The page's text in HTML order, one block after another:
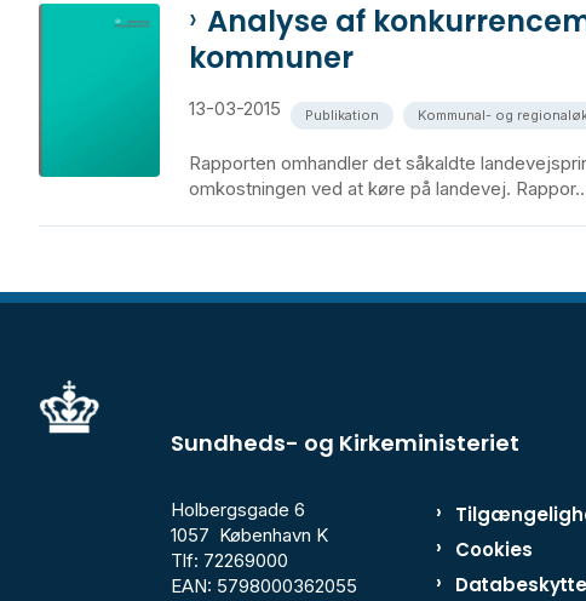
Analyse af
kommuner
13-03-2015 Publikation Kommunal- og
Rapporten omhandler det såkaldte
omkostningen ved at køre på landevej.
Sundheds- og Kirkeministeriet
Holbergsgade 6
1057 København K
Tlf: 72269000
EAN: 5798000362055
Cookies